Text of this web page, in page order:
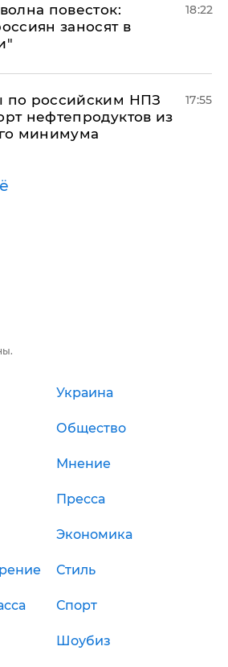
повесток:
заносят в
18:22
по российским НПЗ
нефтепродуктов из
минимума
17:55
Украина
Общество
Мнение
Пресса
Экономика
Стиль
Спорт
Шоубиз